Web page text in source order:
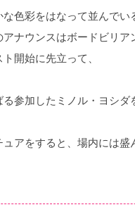
色彩をはなって並んでい
ナウンスはボードビリ
開始に先立って、
る参加したミノル・ヨシ
アをすると、場内には盛